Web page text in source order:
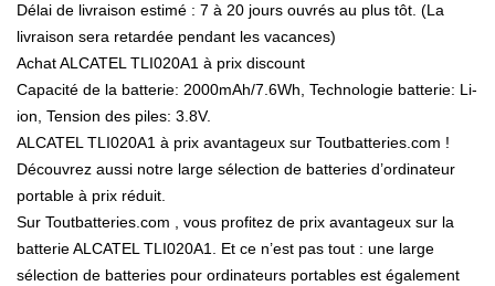
Délai de livraison estimé : 7 à 20 jours ouvrés au plus tôt. (La
livraison sera retardée pendant les vacances)
Achat ALCATEL TLI020A1 à prix discount
Capacité de la batterie: 2000mAh/7.6Wh, Technologie batterie: Li-
ion, Tension des piles: 3.8V.
ALCATEL TLI020A1 à prix avantageux sur Toutbatteries.com !
Découvrez aussi notre large sélection de batteries d’ordinateur
portable à prix réduit.
Sur Toutbatteries.com , vous profitez de prix avantageux sur la
batterie ALCATEL TLI020A1. Et ce n’est pas tout : une large
sélection de batteries pour ordinateurs portables est également